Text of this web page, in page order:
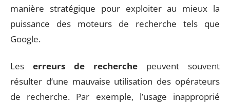
manière stratégique pour exploiter au mieux la
puissance des moteurs de recherche tels que
Google.
Les erreurs de recherche peuvent souvent
résulter d’une mauvaise utilisation des opérateurs
de recherche. Par exemple, l’usage inapproprié